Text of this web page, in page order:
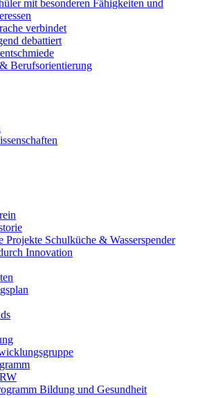
mit besonderen Fähigkeiten und
verbindet
debattiert
Berufsorientierung
Projekte Schulküche & Wasserspender
Innovation
Bildung und Gesundheit